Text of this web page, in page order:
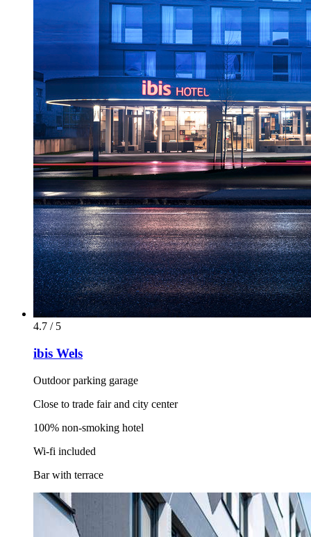
4.7 / 5
ibis Wels
Outdoor parking garage
Close to trade fair and city center
100% non-smoking hotel
Wi-fi included
Bar with terrace